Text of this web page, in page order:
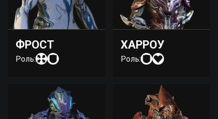
ФРОСТ
Роль:
ХАРРОУ
Роль: